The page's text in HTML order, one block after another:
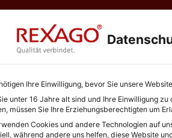
Startseite
Ihre Einwilligung, bevor Sie unsere
unter 16 Jahre alt sind und Ihre Einwilligung
müssen Sie Ihre Erziehungsberechtigten um
Cookies und andere Technologien auf
während andere uns helfen, diese Website